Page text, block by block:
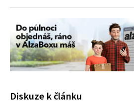
Diskuze k článku